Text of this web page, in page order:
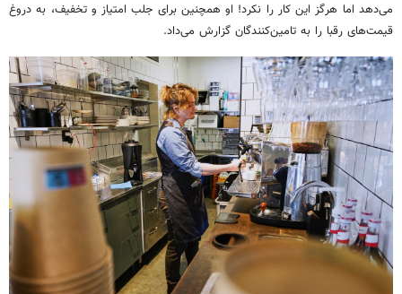
می‌دهد اما هرگز این کار را نکرد! او همچنین برای جلب امتیاز و تخفیف، به دروغ
قیمت‌های رقبا را به تامین‌کنندگان گزارش می‌داد.